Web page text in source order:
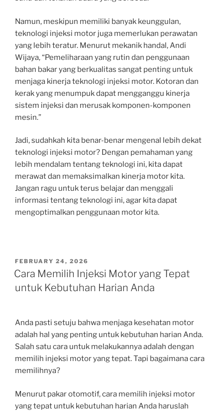
Namun, meskipun memiliki banyak keunggulan,
teknologi injeksi motor juga memerlukan perawatan
yang lebih teratur. Menurut mekanik handal, Andi
Wijaya, “Pemeliharaan yang rutin dan penggunaan
bahan bakar yang berkualitas sangat penting untuk
menjaga kinerja teknologi injeksi motor. Kotoran dan
kerak yang menumpuk dapat mengganggu kinerja
sistem injeksi dan merusak komponen-komponen
mesin.”
Jadi, sudahkah kita benar-benar mengenal lebih dekat
teknologi injeksi motor? Dengan pemahaman yang
lebih mendalam tentang teknologi ini, kita dapat
merawat dan memaksimalkan kinerja motor kita.
Jangan ragu untuk terus belajar dan menggali
informasi tentang teknologi ini, agar kita dapat
mengoptimalkan penggunaan motor kita.
POSTED
ON
FEBRUARY 24, 2026
Cara Memilih Injeksi Motor yang Tepat
untuk Kebutuhan Harian Anda
Anda pasti setuju bahwa menjaga kesehatan motor
adalah hal yang penting untuk kebutuhan harian Anda.
Salah satu cara untuk melakukannya adalah dengan
memilih injeksi motor yang tepat. Tapi bagaimana cara
memilihnya?
Menurut pakar otomotif, cara memilih injeksi motor
yang tepat untuk kebutuhan harian Anda haruslah